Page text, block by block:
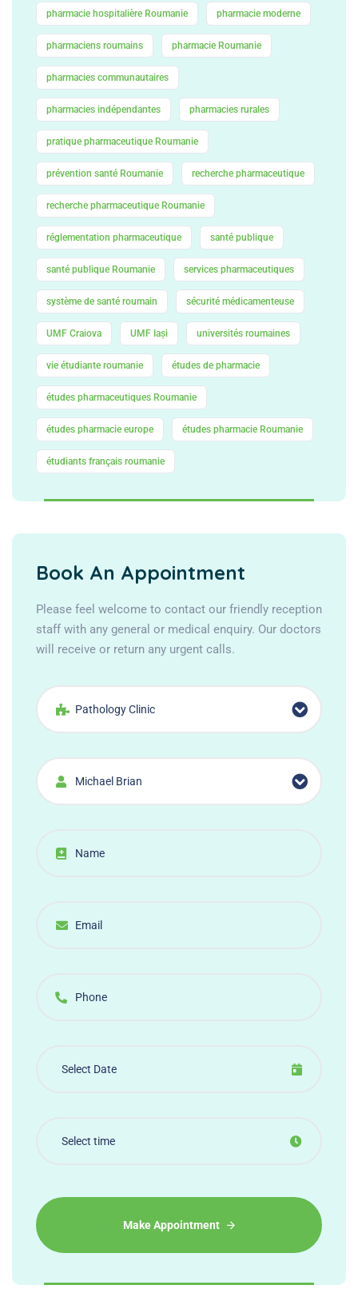
pharmacie hospitalière Roumanie pharmacie moderne
pharmaciens roumains pharmacie Roumanie
pharmacies communautaires
pharmacies indépendantes pharmacies rurales
pratique pharmaceutique Roumanie
prévention santé Roumanie recherche pharmaceutique
recherche pharmaceutique Roumanie
réglementation pharmaceutique santé publique
santé publique Roumanie services pharmaceutiques
système de santé roumain sécurité médicamenteuse
UMF Craiova UMF Iași universités roumaines
vie étudiante roumanie études de pharmacie
études pharmaceutiques Roumanie
études pharmacie europe études pharmacie Roumanie
étudiants français roumanie
Book An Appointment
Please feel welcome to contact our friendly reception
staff with any general or medical enquiry. Our doctors
will receive or return any urgent calls.
Pathology Clinic
Michael Brian
Make Appointment